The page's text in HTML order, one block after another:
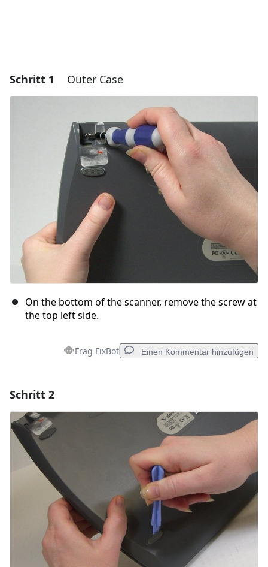
Schritt 1 Outer Case
On the bottom of the scanner, remove the screw at
the top left side.
Frag FixBot Einen Kommentar hinzufügen
Kommentar hinzufügen
Abbrechen Kommentieren
Schritt 2